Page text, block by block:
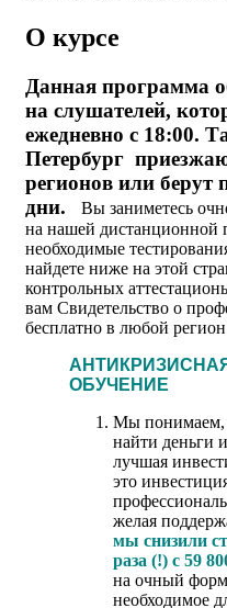
О курсе
Данная программа
на слушателей,
ежедневно с 18:00.
Петербург
регионов или берут
дни.
Вы заниметесь
на нашей дистанционной
необходимые
найдете ниже на этой
контрольных
вам Свидетельство о
бесплатно в любой
ОБУЧЕНИЕ
Мы понимаем,
найти деньги
лучшая
это
желая
мы снизили
раза (!) с 59
на очный
необходимое